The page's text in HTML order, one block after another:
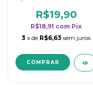
rendimento da
categoria - Flor de
Laranjeira
R$19,90
R$18,91 com Pix
3 x de R$6,63 sem juros